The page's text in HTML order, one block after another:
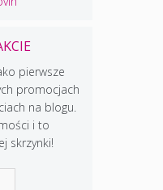
pierwsze
promocjach
na blogu.
i to
skrzynki!